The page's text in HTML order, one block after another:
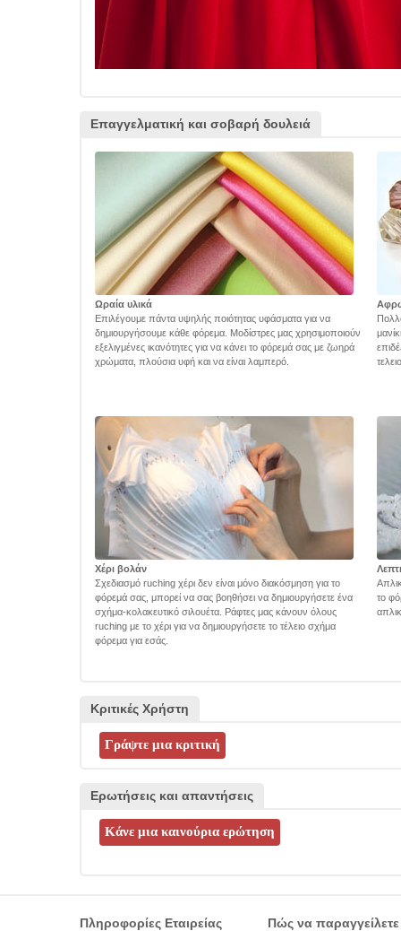
Επαγγελματική και σοβαρή δουλειά
Ωραία υλικά
Επιλέγουμε πάντα υψηλής ποιότητας υφάσματα για να
δημιουργήσουμε κάθε φόρεμα. Μοδίστρες μας χρησιμοποιούν
εξελιγμένες ικανότητες για να κάνει το φόρεμά σας με ζωηρά
χρώματα, πλούσια υφή και να είναι λαμπερό.
Χέρι βολάν
Σχεδιασμό ruching χέρι δεν είναι μόνο διακόσμηση για το
φόρεμά σας, μπορεί να σας βοηθήσει να δημιουργήσετε ένα
σχήμα-κολακευτικό σιλουέτα. Ράφτες μας κάνουν όλους
ruching με το χέρι για να δημιουργήσετε το τέλειο σχήμα
φόρεμα για εσάς.
το
Κριτικές Χρήστη
Ερωτήσεις και απαντήσεις
Πληροφορίες Εταιρείας Πώς να παραγγείλετε